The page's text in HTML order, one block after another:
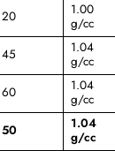
20
1.00
g/cc
45
1.04
g/cc
60
1.04
g/cc
50
1.04
g/cc